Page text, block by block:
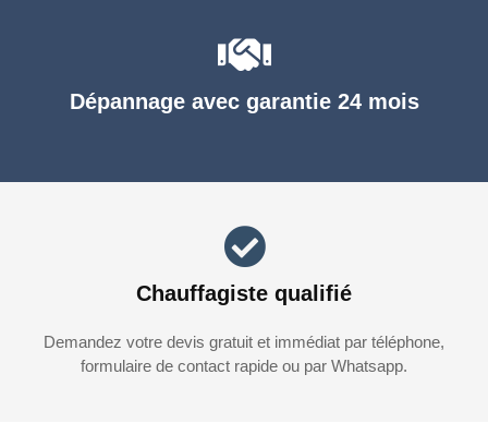
Dépannage avec garantie 24 mois
Chauffagiste qualifié
Demandez votre devis gratuit et immédiat par téléphone,
formulaire de contact rapide ou par Whatsapp.